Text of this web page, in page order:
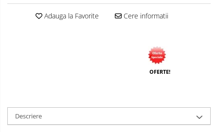
Adauga la Favorite Cere informatii
OFERTE!
Descriere